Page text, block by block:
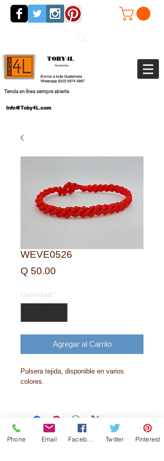
Envios a toda Guatemala
Whatsapp(502) 5974 2897
TOBY4L
Accesorios
Tienda en línea siempre abierta
Info@Toby4L.com
WEVE0526
Q 50.00
Agregar al Carrito
Pulsera tejida, disponible en varios
colores.
Historia
Phone Email Twitter Pinterest